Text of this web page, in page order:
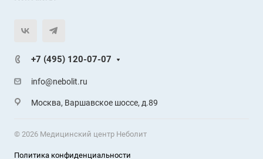
+7 (495) 120-07-07
info@nebolit.ru
Москва, Варшавское шоссе, д.89
© 2026 Медицинский центр Неболит
Политика конфиденциальности